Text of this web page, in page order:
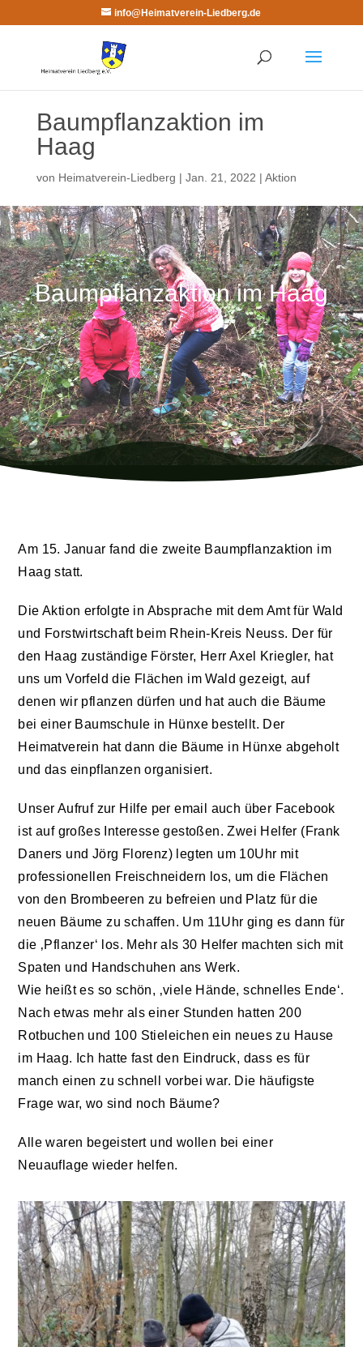
info@Heimatverein-Liedberg.de
Baumpflanzaktion im
Haag
von Heimatverein-Liedberg | Jan. 21, 2022 | Aktion
Baumpflanzaktion im Haag
Am 15. Januar fand die zweite Baumpflanzaktion im
Haag statt.
Die Aktion erfolgte in Absprache mit dem Amt für Wald
und Forstwirtschaft beim Rhein-Kreis Neuss. Der für
den Haag zuständige Förster, Herr Axel Kriegler, hat
uns um Vorfeld die Flächen im Wald gezeigt, auf
denen wir pflanzen dürfen und hat auch die Bäume
bei einer Baumschule in Hünxe bestellt. Der
Heimatverein hat dann die Bäume in Hünxe abgeholt
und das einpflanzen organisiert.
Unser Aufruf zur Hilfe per email auch über Facebook
ist auf großes Interesse gestoßen. Zwei Helfer (Frank
Daners und Jörg Florenz) legten um 10Uhr mit
professionellen Freischneidern los, um die Flächen
von den Brombeeren zu befreien und Platz für die
neuen Bäume zu schaffen. Um 11Uhr ging es dann für
die ‚Pflanzer‘ los. Mehr als 30 Helfer machten sich mit
Spaten und Handschuhen ans Werk.
Wie heißt es so schön, ‚viele Hände, schnelles Ende‘.
Nach etwas mehr als einer Stunden hatten 200
Rotbuchen und 100 Stieleichen ein neues zu Hause
im Haag. Ich hatte fast den Eindruck, dass es für
manch einen zu schnell vorbei war. Die häufigste
Frage war, wo sind noch Bäume?
Alle waren begeistert und wollen bei einer
Neuauflage wieder helfen.